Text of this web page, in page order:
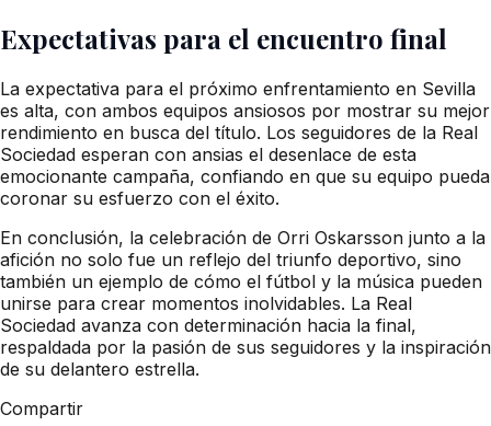
Expectativas para el encuentro final
La expectativa para el próximo enfrentamiento en Sevilla
es alta, con ambos equipos ansiosos por mostrar su mejor
rendimiento en busca del título. Los seguidores de la Real
Sociedad esperan con ansias el desenlace de esta
emocionante campaña, confiando en que su equipo pueda
coronar su esfuerzo con el éxito.
En conclusión, la celebración de Orri Oskarsson junto a la
afición no solo fue un reflejo del triunfo deportivo, sino
también un ejemplo de cómo el fútbol y la música pueden
unirse para crear momentos inolvidables. La Real
Sociedad avanza con determinación hacia la final,
respaldada por la pasión de sus seguidores y la inspiración
de su delantero estrella.
Compartir